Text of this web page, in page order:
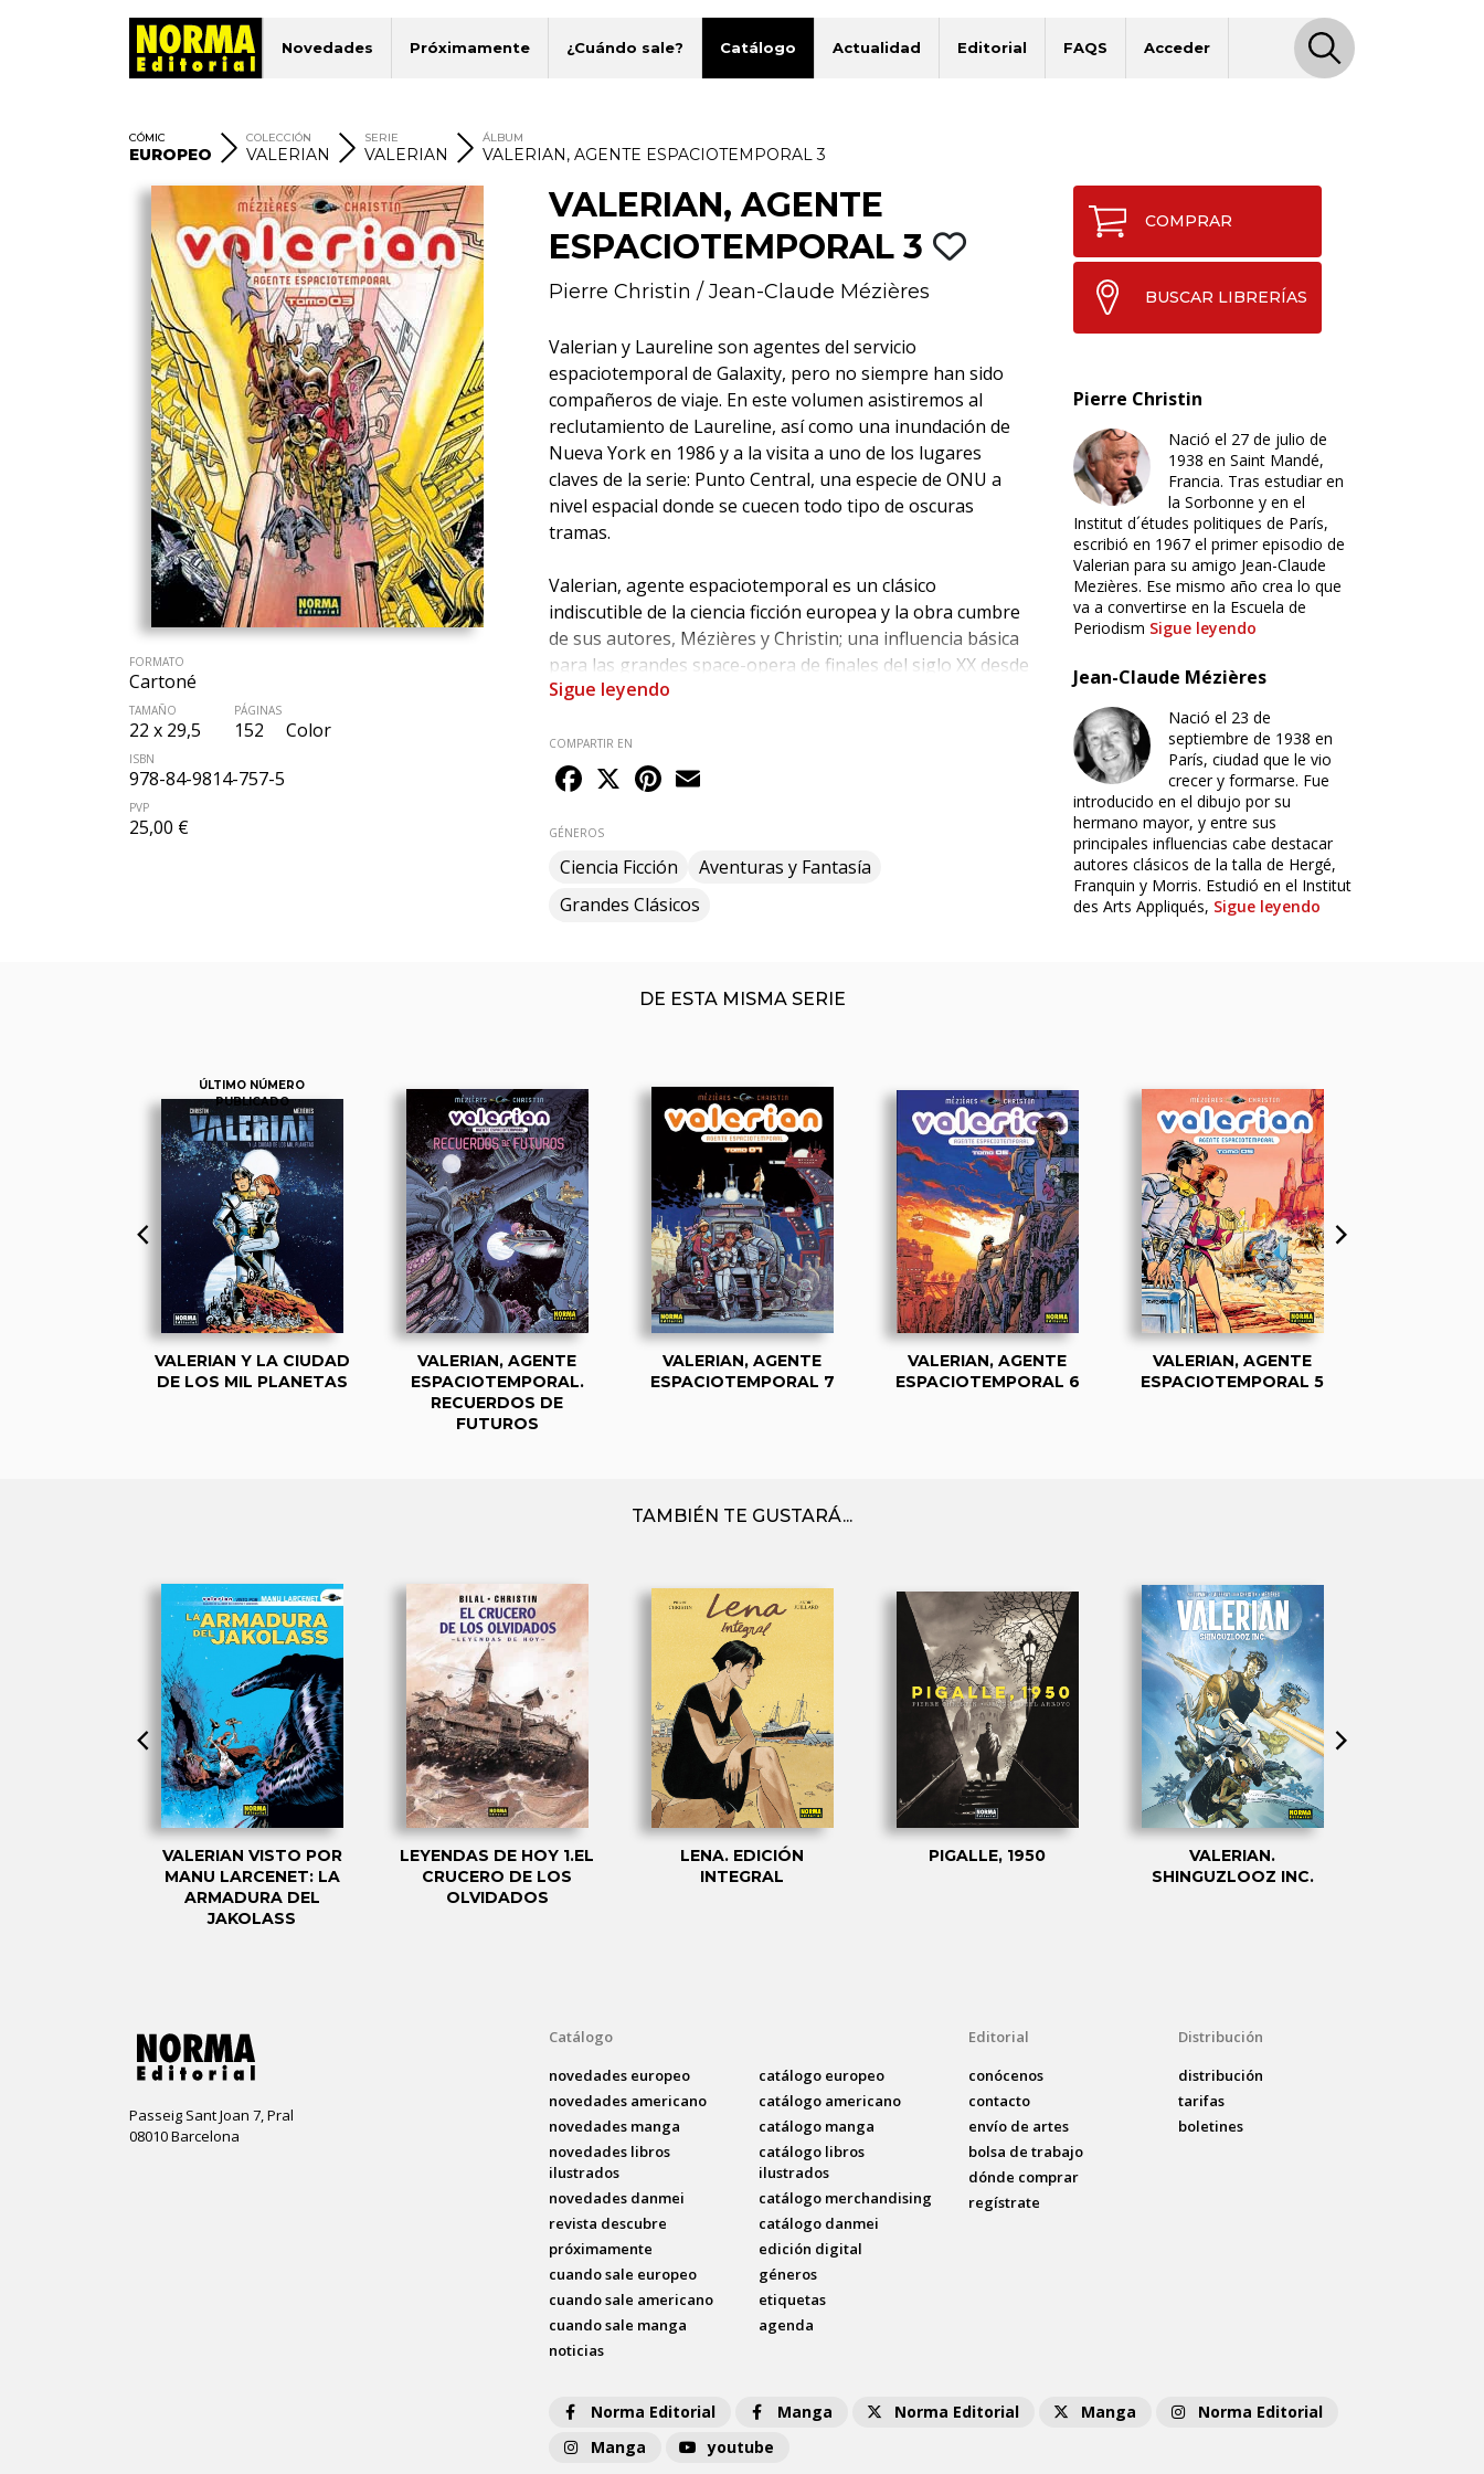
Novedades Próximamente ¿Cuándo sale? Catálogo Actualidad Editorial FAQS Acceder
CÓMIC
EUROPEO
COLECCIÓN
VALERIAN
SERIE
VALERIAN
ÁLBUM
VALERIAN, AGENTE ESPACIOTEMPORAL 3
FORMATO
Cartoné
TAMAÑO
22 x 29,5
PÁGINAS
152 Color
ISBN
978-84-9814-757-5
PVP
25,00 €
VALERIAN, AGENTE
ESPACIOTEMPORAL 3
Pierre Christin / Jean-Claude Mézières
Valerian y Laureline son agentes del servicio
espaciotemporal de Galaxity, pero no siempre han sido
compañeros de viaje. En este volumen asistiremos al
reclutamiento de Laureline, así como una inundación de
Nueva York en 1986 y a la visita a uno de los lugares
claves de la serie: Punto Central, una especie de ONU a
nivel espacial donde se cuecen todo tipo de oscuras
tramas.
Valerian, agente espaciotemporal es un clásico
indiscutible de la ciencia ficción europea y la obra cumbre
de sus autores, Mézières y Christin; una influencia básica
para las grandes space-opera de finales del siglo XX desde
Star Wars a El quinto elemento.
“Como equipo de cómic, Christin y Mézières trabajan con
la mejor combinación de cualidades: la inteligencia, la
disciplina y la imaginación”.
Rafa Marín (Juglar y Los 4 Fantásticos)
Los malos sueños
La ciudad de las aguas movedizas
El embajador de las sombras
Sigue leyendo
COMPARTIR EN
Facebook
X Pinterest
GÉNEROS
Ciencia Ficción
Aventuras y Fantasía
Grandes Clásicos
COMPRAR
BUSCAR LIBRERÍAS
Pierre Christin
Nació el 27 de julio de
1938 en Saint Mandé,
Francia. Tras estudiar en
la Sorbonne y en el
Institut d´études politiques de París,
escribió en 1967 el primer episodio de
Valerian para su amigo Jean-Claude
Mezières. Ese mismo año crea lo que
va a convertirse en la Escuela de
Periodism Sigue leyendo
Jean-Claude Mézières
Nació el 23 de
septiembre de 1938 en
París, ciudad que le vio
crecer y formarse. Fue
introducido en el dibujo por su
hermano mayor, y entre sus
principales influencias cabe destacar
autores clásicos de la talla de Hergé,
Franquin y Morris. Estudió en el Institut
des Arts Appliqués, Sigue leyendo
DE ESTA MISMA SERIE
ÚLTIMO NÚMERO
PUBLICADO
VALERIAN Y LA CIUDAD
DE LOS MIL PLANETAS
VALERIAN, AGENTE
ESPACIOTEMPORAL.
RECUERDOS DE
FUTUROS
VALERIAN, AGENTE
ESPACIOTEMPORAL 7
VALERIAN, AGENTE
ESPACIOTEMPORAL 6
VALERIAN, AGENTE
ESPACIOTEMPORAL 5
TAMBIÉN TE GUSTARÁ...
VALERIAN VISTO POR
MANU LARCENET: LA
ARMADURA DEL
JAKOLASS
LEYENDAS DE HOY 1.EL
CRUCERO DE LOS
OLVIDADOS
LENA. EDICIÓN
INTEGRAL
PIGALLE, 1950
VALERIAN.
SHINGUZLOOZ INC.
Passeig Sant Joan 7, Pral
08010 Barcelona
Catálogo
novedades europeo
novedades americano
novedades manga
novedades libros
ilustrados
novedades danmei
revista descubre
próximamente
cuando sale europeo
cuando sale americano
cuando sale manga
noticias
catálogo europeo
catálogo americano
catálogo manga
catálogo libros
ilustrados
catálogo merchandising
catálogo danmei
edición digital
géneros
etiquetas
agenda
Editorial
conócenos
contacto
envío de artes
bolsa de trabajo
dónde comprar
regístrate
Distribución
distribución
tarifas
boletines
Norma Editorial Manga Norma Editorial Manga
Norma Editorial
Manga
youtube